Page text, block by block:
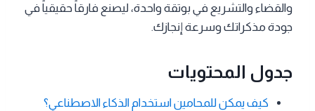
والقضاء والتشريع في بوتقة واحدة، ليصنع فارقاً حقيقياً في
جودة مذكراتك وسرعة إنجازك.
جدول المحتويات
كيف يمكن للمحامين استخدام الذكاء الاصطناعي؟